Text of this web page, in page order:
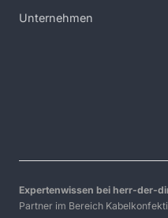
Unternehmen
Expertenwissen bei herr-der-
Partner im Bereich